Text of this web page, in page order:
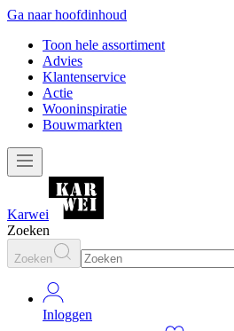
Ga naar hoofdinhoud
Toon hele assortiment
Advies
Klantenservice
Actie
Wooninspiratie
Bouwmarkten
Karwei
Zoeken
Zoeken
Inloggen